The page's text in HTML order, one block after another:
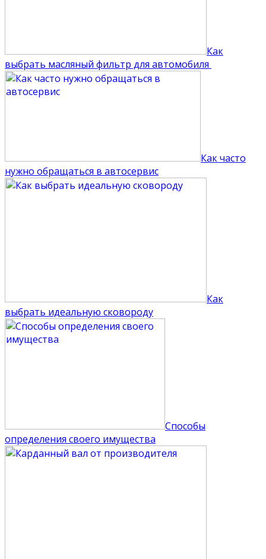
Как
выбрать масляный фильтр для автомобиля
Как часто
нужно обращаться в автосервис
Как
выбрать идеальную сковороду
Способы
определения своего имущества